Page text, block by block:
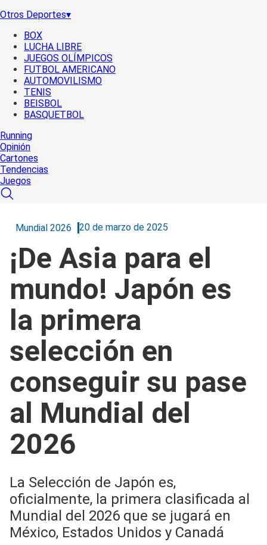
Otros Deportes▾
BOX
LUCHA LIBRE
JUEGOS OLÍMPICOS
FUTBOL AMERICANO
AUTOMOVILISMO
TENIS
BEISBOL
BASQUETBOL
Running
Opinión
Cartones
Tendencias
Juegos
Mundial 2026 20 de marzo de 2025
¡De Asia para el
mundo! Japón es
la primera
selección en
conseguir su pase
al Mundial del
2026
La Selección de Japón es,
oficialmente, la primera clasificada al
Mundial del 2026 que se jugará en
México, Estados Unidos y Canadá